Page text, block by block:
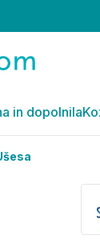
in dopolnila